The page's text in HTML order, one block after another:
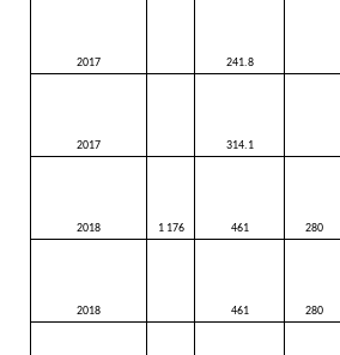
2017 241.8
2017 314.1
2018 1 176 461 280
2018 461 280